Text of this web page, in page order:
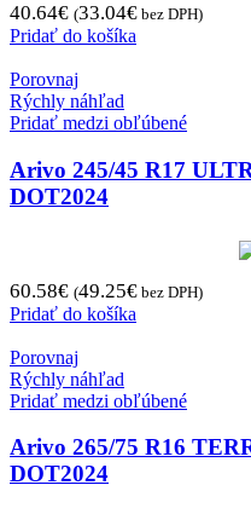
40.64€ (33.04€ bez DPH)
Pridať do košíka
Porovnaj
Rýchly náhľad
Pridať medzi obľúbené
Arivo 245/45 R17
DOT2024
60.58€ (49.25€ bez DPH)
Pridať do košíka
Porovnaj
Rýchly náhľad
Pridať medzi obľúbené
Arivo 265/75 R16
DOT2024